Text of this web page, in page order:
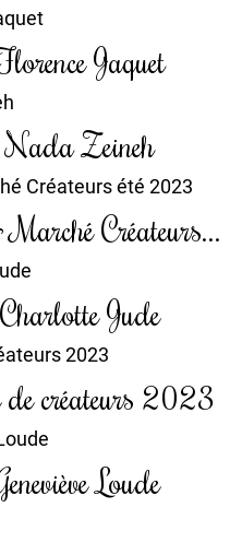
Jaquet
Zeineh
Créateurs...
Jude
créateurs 2023
Loude